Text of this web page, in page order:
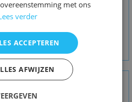
Asus 22T1EH 24tieh
27tieh
met ons
verder
ACCEPTEREN
AFWIJZEN